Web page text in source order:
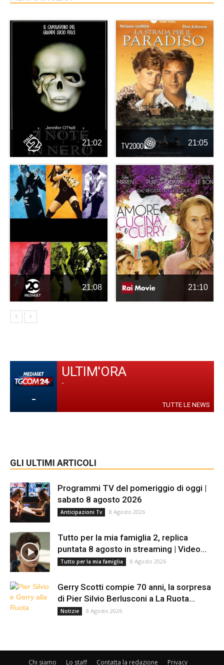
21:02 21:05
21:08 21:10
-
ULTIM'ORA
-
TUTTE LE NEWS
GLI ULTIMI ARTICOLI
Programmi TV del pomeriggio di oggi |
sabato 8 agosto 2026
Anticipazioni Tv 8 Agosto 2026
Tutto per la mia famiglia 2, replica
puntata 8 agosto in streaming | Video...
Tutto per la mia famiglia 8 Agosto 2026
Gerry Scotti compie 70 anni, la sorpresa
di Pier Silvio Berlusconi a La Ruota...
Notizie 8 Agosto 2026
Chi siamo Lo staff Contatta la redazione Privacy